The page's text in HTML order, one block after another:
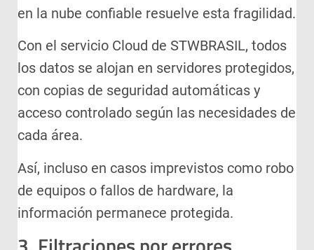
en la nube confiable resuelve esta fragilidad.
Con el servicio Cloud de STWBRASIL, todos
los datos se alojan en servidores protegidos,
con copias de seguridad automáticas y
acceso controlado según las necesidades de
cada área.
Así, incluso en casos imprevistos como robo
de equipos o fallos de hardware, la
información permanece protegida.